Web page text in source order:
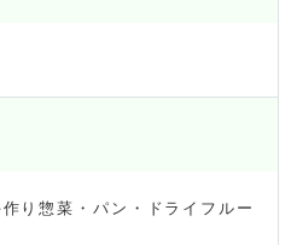
り惣菜・パン・ドライフルー